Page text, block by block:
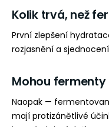
Kolik trvá, než
První zlepšení
rozjasnění a
Mohou fermenty
Naopak —
mají protizánětlivé